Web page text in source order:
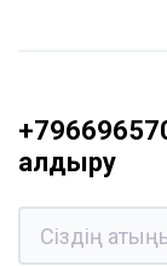
қалдыру